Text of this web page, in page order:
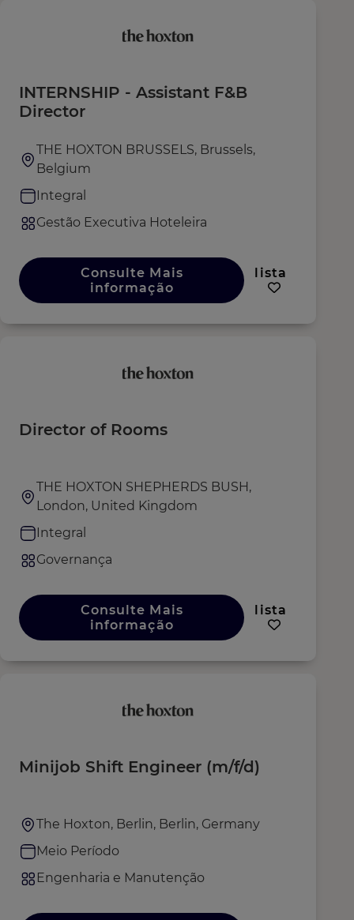
INTERNSHIP - Assistant F&B
Director
THE HOXTON BRUSSELS, Brussels,
Belgium
Integral
Gestão Executiva Hoteleira
Consulte Mais
informação
lista
Director of Rooms
THE HOXTON SHEPHERDS BUSH,
London, United Kingdom
Integral
Governança
Consulte Mais
informação
lista
Minijob Shift Engineer (m/f/d)
The Hoxton, Berlin, Berlin, Germany
Meio Período
Engenharia e Manutenção